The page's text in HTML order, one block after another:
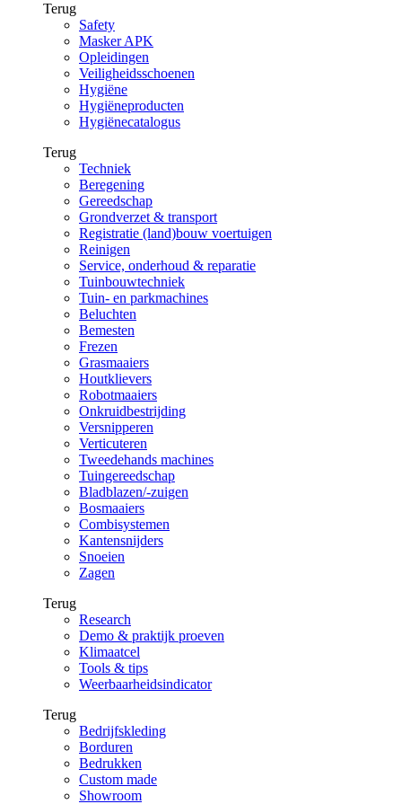
Terug
Safety
Masker APK
Opleidingen
Veiligheidsschoenen
Hygiëne
Hygiëneproducten
Hygiënecatalogus
Terug
Techniek
Beregening
Gereedschap
Grondverzet & transport
Registratie (land)bouw voertuigen
Reinigen
Service, onderhoud & reparatie
Tuinbouwtechniek
Tuin- en parkmachines
Beluchten
Bemesten
Frezen
Grasmaaiers
Houtklievers
Robotmaaiers
Onkruidbestrijding
Versnipperen
Verticuteren
Tweedehands machines
Tuingereedschap
Bladblazen/-zuigen
Bosmaaiers
Combisystemen
Kantensnijders
Snoeien
Zagen
Terug
Research
Demo & praktijk proeven
Klimaatcel
Tools & tips
Weerbaarheidsindicator
Terug
Bedrijfskleding
Borduren
Bedrukken
Custom made
Showroom